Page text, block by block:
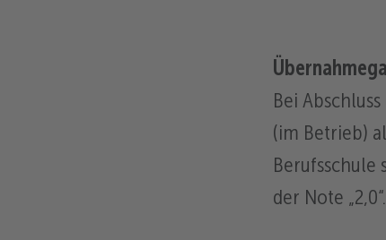
Bei
(im Betrieb)
Berufsschule
der Note „2,0“.